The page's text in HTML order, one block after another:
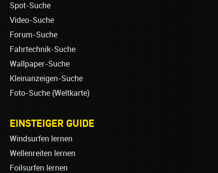
Spot-Suche
Video-Suche
Forum-Suche
Fahrtechnik-Suche
Wallpaper-Suche
Kleinanzeigen-Suche
Foto-Suche (Weltkarte)
EINSTEIGER GUIDE
Windsurfen lernen
Wellenreiten lernen
Foilsurfen lernen